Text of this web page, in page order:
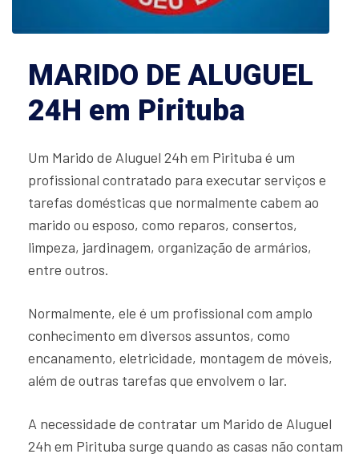
MARIDO DE ALUGUEL
24H em Pirituba
Um Marido de Aluguel 24h em Pirituba é um
profissional contratado para executar serviços e
tarefas domésticas que normalmente cabem ao
marido ou esposo, como reparos, consertos,
limpeza, jardinagem, organização de armários,
entre outros.
Normalmente, ele é um profissional com amplo
conhecimento em diversos assuntos, como
encanamento, eletricidade, montagem de móveis,
além de outras tarefas que envolvem o lar.
A necessidade de contratar um Marido de Aluguel
24h em Pirituba surge quando as casas não contam